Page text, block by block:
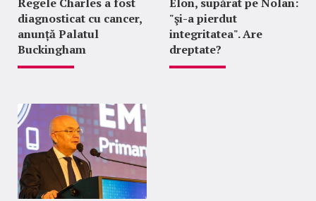
diagnosticat cu cancer,
anunță Palatul
Buckingham
"şi-a pierdut
integritatea". Are
dreptate?